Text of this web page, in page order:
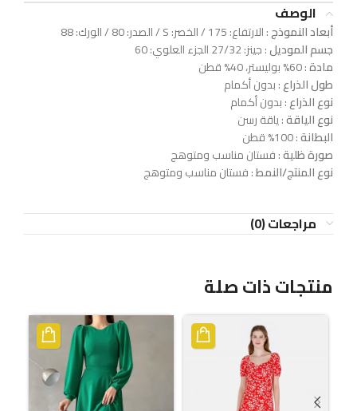
الوصف
أبعاد النموذج: الارتفاع: 175 / الخصر: S / الصدر: 80 / الورك: 88
جسم الموديل: جينز: 27/32 الجزء العلوي: 60
مادة: 60% بوليستر، 40% قطن
طول الذراع: بدون أكمام
نوع الذراع: بدون أكمام
نوع الياقة: ياقة رسن
البطانة: 100% قطن
صورة ظلية: فستان مناسب ومتوهج
نوع المنتج/النمط: فستان مناسب ومتوهج
مراجعات (0)
منتجات ذات صلة